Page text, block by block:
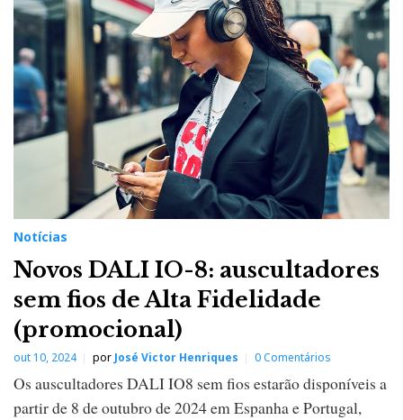
c
i
a
Notícias
Novos DALI IO-8: auscultadores
sem fios de Alta Fidelidade
(promocional)
out 10, 2024 por José Victor Henriques 0 Comentários
Os auscultadores DALI IO8 sem fios estarão disponíveis a
partir de 8 de outubro de 2024 em Espanha e Portugal,